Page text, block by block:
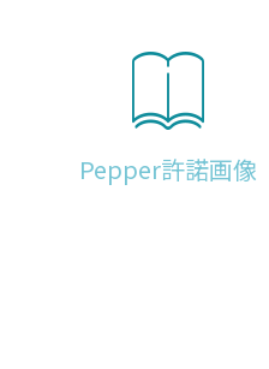
Pepper許諾画像